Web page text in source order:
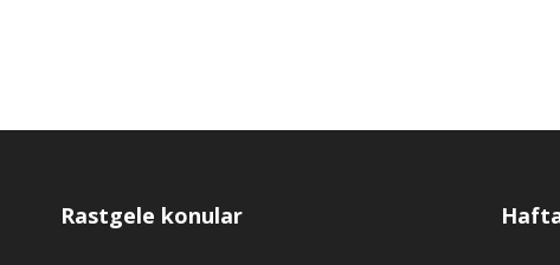
Rastgele konular